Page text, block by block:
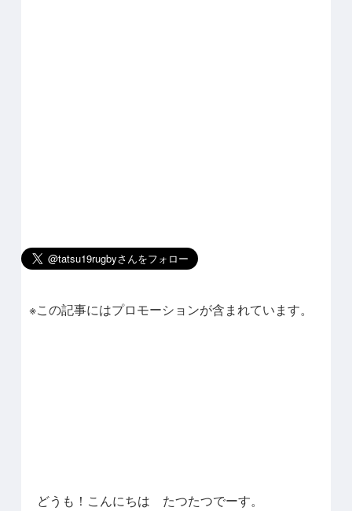
※この記事にはプロモーションが含まれています。
どうも！こんにちは たつたつでーす。